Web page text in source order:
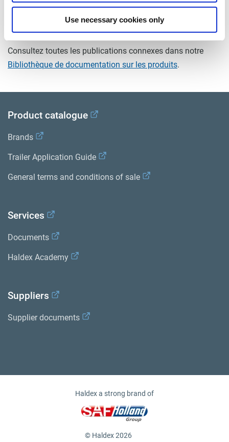
Use necessary cookies only
Documents
Consultez toutes les publications connexes dans notre
Bibliothèque de documentation sur les produits.
Product catalogue
Brands
Trailer Application Guide
General terms and conditions of sale
Services
Documents
Haldex Academy
Suppliers
Supplier documents
Haldex a strong brand of
© Haldex 2026